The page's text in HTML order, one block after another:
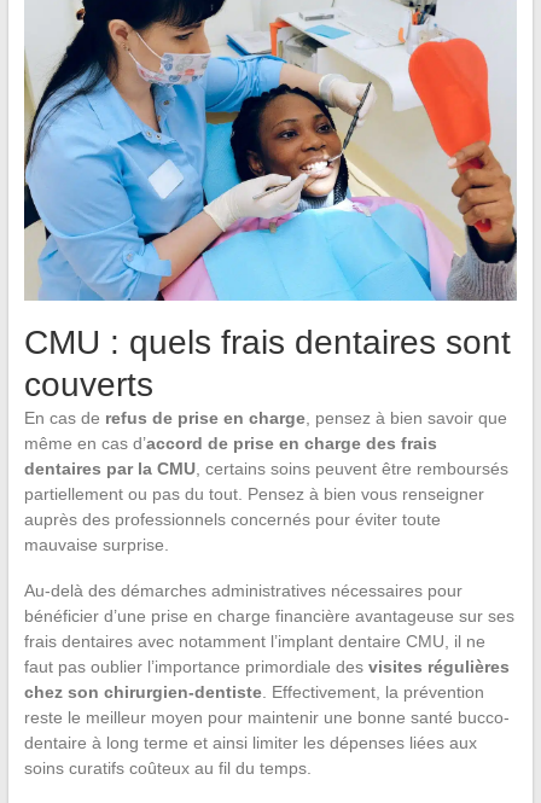
CMU : quels frais dentaires sont
couverts
En cas de refus de prise en charge, pensez à bien savoir que
même en cas d’accord de prise en charge des frais
dentaires par la CMU, certains soins peuvent être remboursés
partiellement ou pas du tout. Pensez à bien vous renseigner
auprès des professionnels concernés pour éviter toute
mauvaise surprise.
Au-delà des démarches administratives nécessaires pour
bénéficier d’une prise en charge financière avantageuse sur ses
frais dentaires avec notamment l’implant dentaire CMU, il ne
faut pas oublier l’importance primordiale des visites régulières
chez son chirurgien-dentiste. Effectivement, la prévention
reste le meilleur moyen pour maintenir une bonne santé bucco-
dentaire à long terme et ainsi limiter les dépenses liées aux
soins curatifs coûteux au fil du temps.